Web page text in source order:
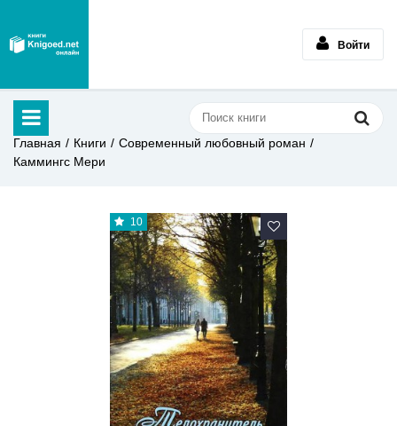
Войти
Главная Книги
Современный любовный роман
Каммингс Мери
10